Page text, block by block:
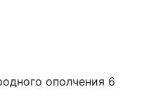
ополчения 6